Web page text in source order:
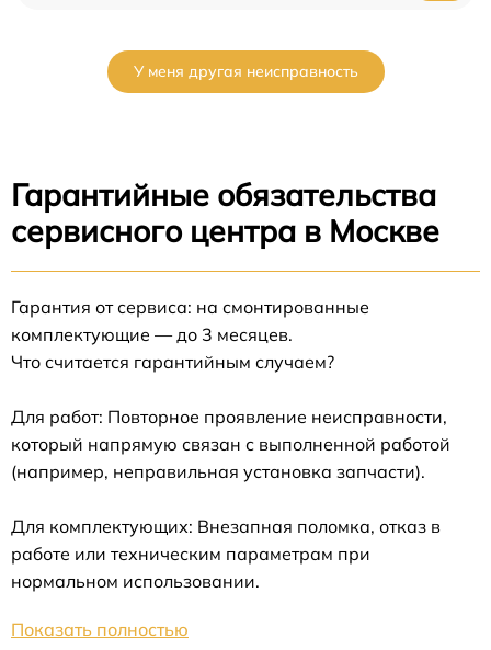
У меня другая неисправность
Гарантийные обязательства
сервисного центра в Москве
Гарантия от сервиса: на смонтированные
комплектующие — до 3 месяцев.
Что считается гарантийным случаем?
Для работ: Повторное проявление неисправности,
который напрямую связан с выполненной работой
(например, неправильная установка запчасти).
Для комплектующих: Внезапная поломка, отказ в
работе или техническим параметрам при
нормальном использовании.
Показать полностью